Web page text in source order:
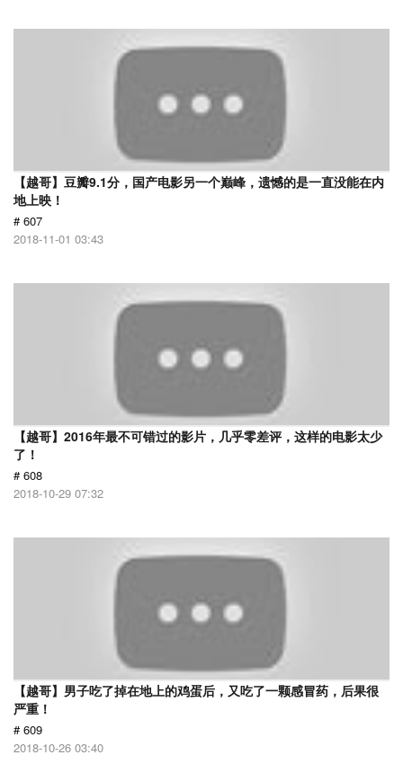
【越哥】豆瓣9.1分，国产电影另一个巅峰，遗憾的是一直没能在内
地上映！
# 607
2018-11-01 03:43
【越哥】2016年最不可错过的影片，几乎零差评，这样的电影太少
了！
# 608
2018-10-29 07:32
【越哥】男子吃了掉在地上的鸡蛋后，又吃了一颗感冒药，后果很
严重！
# 609
2018-10-26 03:40